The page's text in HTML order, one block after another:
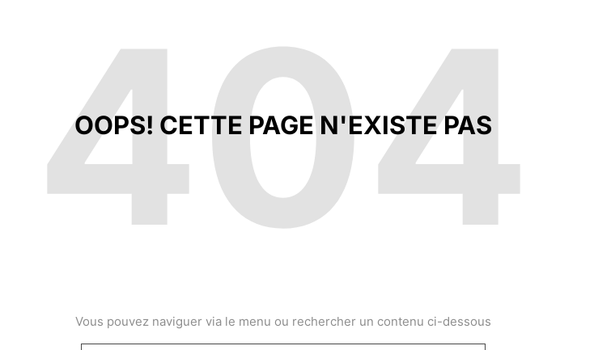
404
OOPS! CETTE PAGE N'EXISTE PAS
Vous pouvez naviguer via le menu ou rechercher un contenu ci-dessous